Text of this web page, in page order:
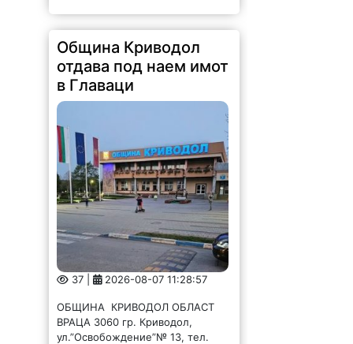
37 | 2026-08-07 11:28:57
ОБЩИНА КРИВОДОЛ ОБЛАСТ
ВРАЦА 3060 гр. Криводол,
ул.”Освобождение”№ 13, тел.
09117 / 20-45, e-mail:
krivodol@mbox.is-bg.net ОБЯВА
На основание чл. 8, ал. 4,